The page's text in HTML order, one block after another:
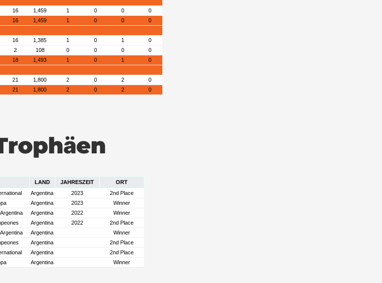
16 1,459 1 0 0
0
16 1,459 1 0 0
0
16 1,385 1 0 1
0
2 108 0 0 0
0
18 1,493 1 0 1
0
21 1,800 2 0 2
0
21 1,800 2 0 2 0
LAND JAHRESZEIT
ORT
Argentina 2023
2nd Place
Argentina 2023
Winner
Argentina 2022
Winner
Argentina 2022
2nd Place
Argentina
Winner
Argentina
2nd Place
Argentina
2nd Place
Argentina Winner